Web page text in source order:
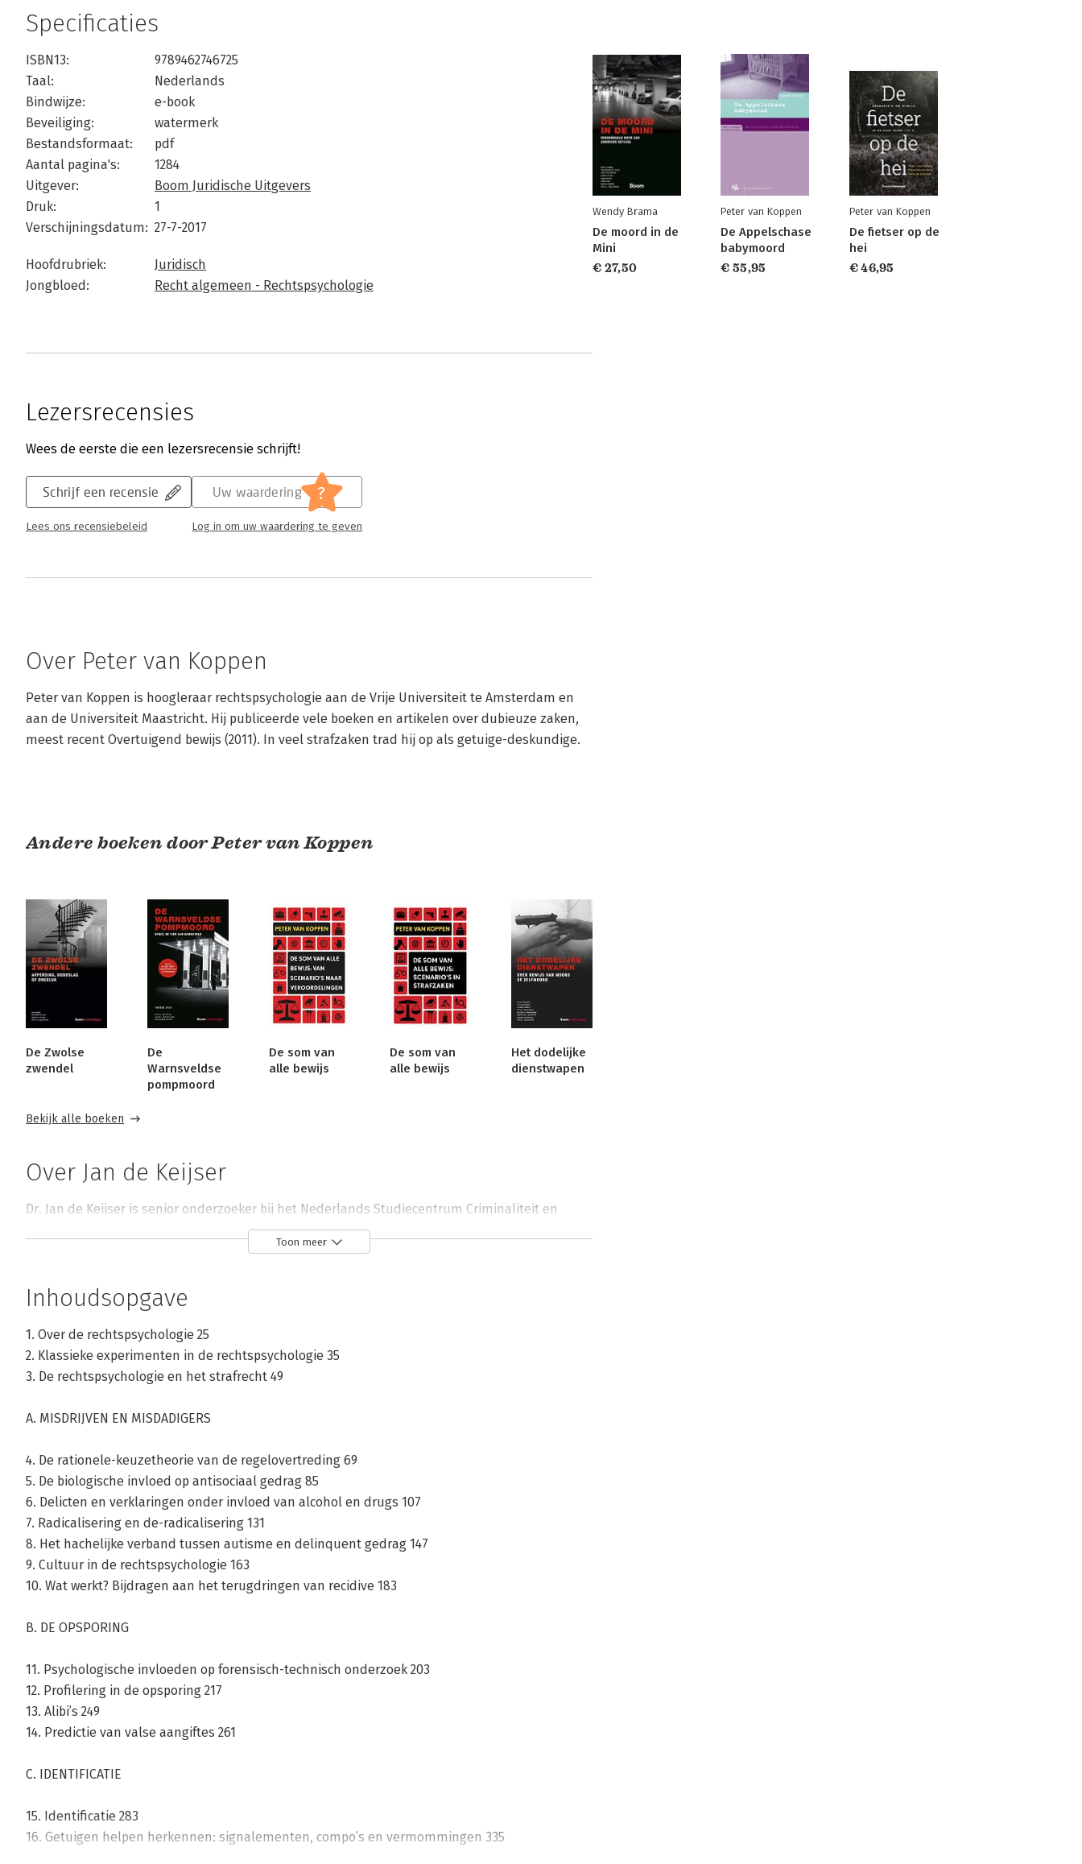
Specificaties
ISBN13:
9789462746725
Taal:
Nederlands
Bindwijze:
e-book
Beveiliging:
watermerk
Bestandsformaat:
pdf
Aantal pagina's:
1284
Uitgever:
Boom Juridische Uitgevers
Druk:
1
Verschijningsdatum: 27-7-2017
Hoofdrubriek:
Juridisch
Jongbloed:
Recht algemeen - Rechtspsychologie
Lezersrecensies
Wees de eerste die een lezersrecensie schrijft!
Schrijf een recensie
Lees ons recensiebeleid
Uw waardering ?
Log in om uw waardering te geven
Over Peter van Koppen
Peter van Koppen is hoogleraar rechtspsychologie aan de Vrije Universiteit te Amsterdam en
aan de Universiteit Maastricht. Hij publiceerde vele boeken en artikelen over dubieuze zaken,
meest recent Overtuigend bewijs (2011). In veel strafzaken trad hij op als getuige-deskundige.
Andere boeken door Peter van Koppen
De Zwolse
zwendel
De
Warnsveldse
pompmoord
De som van
alle bewijs
De som van
alle bewijs
Het dodelijke
dienstwapen
Bekijk alle boeken
Over Jan de Keijser
Dr. Jan de Keijser is senior onderzoeker bij het Nederlands Studiecentrum Criminaliteit en
Rechtshandhaving te Amsterdam. Hij studeerde politicologie aan de Universiteit Leiden.
Andere boeken door Jan de Keijser
Over Robert Horselenberg
Universiteit Maastricht.
Toon meer
Inhoudsopgave
1. Over de rechtspsychologie 25
2. Klassieke experimenten in de rechtspsychologie 35
3. De rechtspsychologie en het strafrecht 49
A. MISDRIJVEN EN MISDADIGERS
4. De rationele-keuzetheorie van de regelovertreding 69
5. De biologische invloed op antisociaal gedrag 85
6. Delicten en verklaringen onder invloed van alcohol en drugs 107
7. Radicalisering en de-radicalisering 131
8. Het hachelijke verband tussen autisme en delinquent gedrag 147
9. Cultuur in de rechtspsychologie 163
10. Wat werkt? Bijdragen aan het terugdringen van recidive 183
B. DE OPSPORING
11. Psychologische invloeden op forensisch-technisch onderzoek 203
12. Profilering in de opsporing 217
13. Alibi’s 249
14. Predictie van valse aangiftes 261
C. IDENTIFICATIE
15. Identificatie 283
16. Getuigen helpen herkennen: signalementen, compo’s en vermommingen 335
Wendy Brama
De moord in de
Mini
€ 27,50
Peter van Koppen
De Appelschase
babymoord
€ 55,95
Peter van Koppen
De fietser op de
hei
€ 46,95